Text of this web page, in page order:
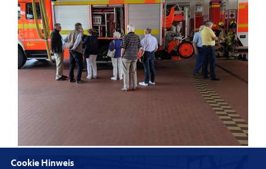
Cookie Hinweis